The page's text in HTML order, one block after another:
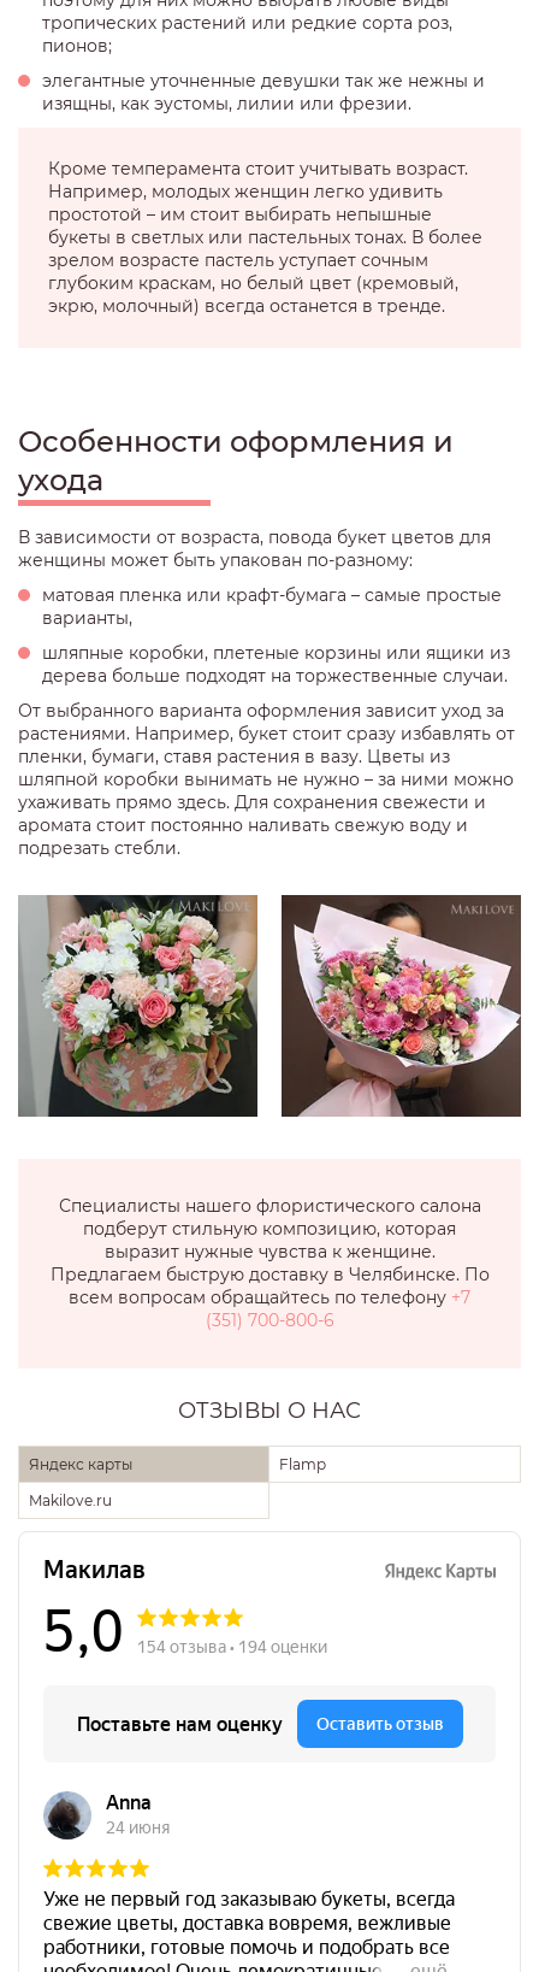
тропических растений или редкие сорта роз,
пионов;
элегантные уточненные девушки так же нежны и
изящны, как эустомы, лилии или фрезии.
Кроме темперамента стоит учитывать возраст.
Например, молодых женщин легко удивить
простотой – им стоит выбирать непышные
букеты в светлых или пастельных тонах. В более
зрелом возрасте пастель уступает сочным
глубоким краскам, но белый цвет (кремовый,
экрю, молочный) всегда останется в тренде.
Особенности оформления и
ухода
В зависимости от возраста, повода букет цветов для
женщины может быть упакован по-разному:
матовая пленка или крафт-бумага – самые простые
варианты,
шляпные коробки, плетеные корзины или ящики из
дерева больше подходят на торжественные случаи.
От выбранного варианта оформления зависит уход за
растениями. Например, букет стоит сразу избавлять от
пленки, бумаги, ставя растения в вазу. Цветы из
шляпной коробки вынимать не нужно – за ними можно
ухаживать прямо здесь. Для сохранения свежести и
аромата стоит постоянно наливать свежую воду и
подрезать стебли.
Специалисты нашего флористического салона
подберут стильную композицию, которая
выразит нужные чувства к женщине.
Предлагаем быструю доставку в Челябинске. По
всем вопросам обращайтесь по телефону +7
(351) 700-800-6
ОТЗЫВЫ О НАС
Яндекс карты
Flamp
Makilove.ru